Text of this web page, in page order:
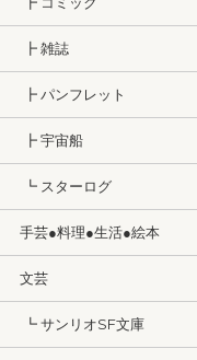
┣ 雑誌
┣ パンフレット
┣ 宇宙船
┗ スターログ
手芸●料理●生活●絵本
文芸
┗ サンリオSF文庫